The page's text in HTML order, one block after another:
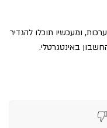
ומעכשיו תוכלו להגדיר
באינטגרטלי.